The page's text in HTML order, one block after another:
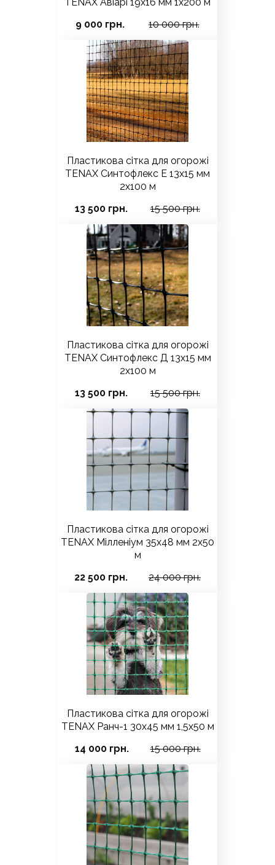
9 000 грн.
10 000 грн.
Пластикова сітка для огорожі
TENAX Синтофлекс Е 13х15 мм
2х100 м
13 500 грн.
15 500 грн.
Пластикова сітка для огорожі
TENAX Синтофлекс Д 13х15 мм
2х100 м
13 500 грн.
15 500 грн.
Пластикова сітка для огорожі
TENAX Мілленіум 35х48 мм 2х50
м
22 500 грн.
24 000 грн.
Пластикова сітка для огорожі
TENAX Ранч-1 30х45 мм 1,5х50 м
14 000 грн.
15 000 грн.